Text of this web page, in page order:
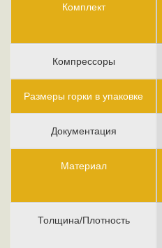
Комплект
Компрессоры
Размеры горки в упаковке
Документация
Материал
Толщина/Плотность